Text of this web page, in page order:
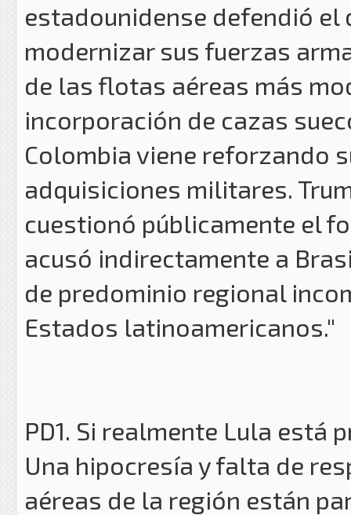
estadounidense defendió el
modernizar sus fuerzas
de las flotas aéreas más
incorporación de cazas
Colombia viene reforzando
adquisiciones militares.
cuestionó públicamente el
acusó indirectamente a
de predominio regional
Estados latinoamericanos."
PD1. Si realmente Lula está
Una hipocresía y falta de
aéreas de la región están